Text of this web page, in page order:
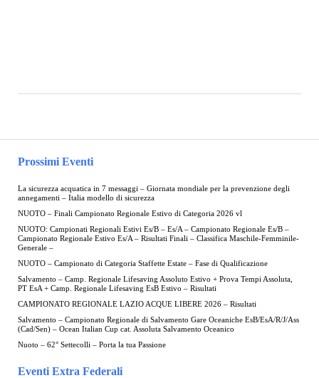
Prossimi Eventi
La sicurezza acquatica in 7 messaggi – Giornata mondiale per la prevenzione degli
annegamenti – Italia modello di sicurezza
NUOTO – Finali Campionato Regionale Estivo di Categoria 2026 vl
NUOTO: Campionati Regionali Estivi Es/B – Es/A – Campionato Regionale Es/B –
Campionato Regionale Estivo Es/A – Risultati Finali – Classifica Maschile-Femminile-
Generale –
NUOTO – Campionato di Categoria Staffette Estate – Fase di Qualificazione
Salvamento – Camp. Regionale Lifesaving Assoluto Estivo + Prova Tempi Assoluta,
PT EsA + Camp. Regionale Lifesaving EsB Estivo – Risultati
CAMPIONATO REGIONALE LAZIO ACQUE LIBERE 2026 – Risultati
Salvamento – Campionato Regionale di Salvamento Gare Oceaniche EsB/EsA/R/J/Ass
(Cad/Sen) – Ocean Italian Cup cat. Assoluta Salvamento Oceanico
Nuoto – 62° Settecolli – Porta la tua Passione
Eventi Extra Federali